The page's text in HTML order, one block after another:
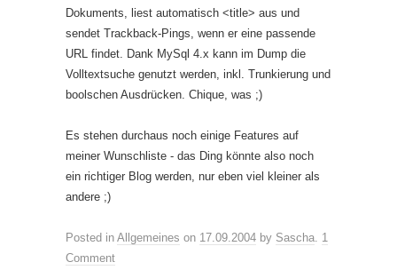
Dokuments, liest automatisch <title> aus und
sendet Trackback-Pings, wenn er eine passende
URL findet. Dank MySql 4.x kann im Dump die
Volltextsuche genutzt werden, inkl. Trunkierung und
boolschen Ausdrücken. Chique, was ;)
Es stehen durchaus noch einige Features auf
meiner Wunschliste - das Ding könnte also noch
ein richtiger Blog werden, nur eben viel kleiner als
andere ;)
Posted in Allgemeines on 17.09.2004 by Sascha. 1
Comment